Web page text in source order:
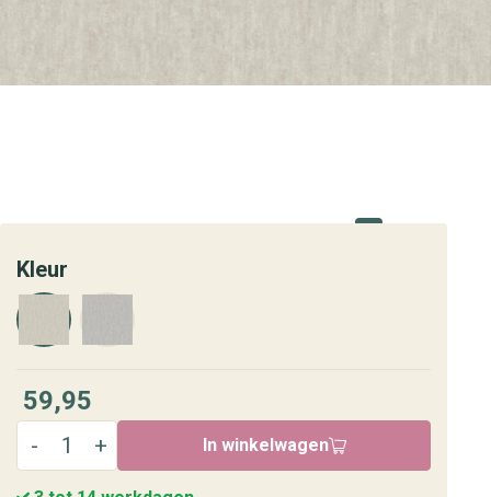
Kleur
59,95
In winkelwagen